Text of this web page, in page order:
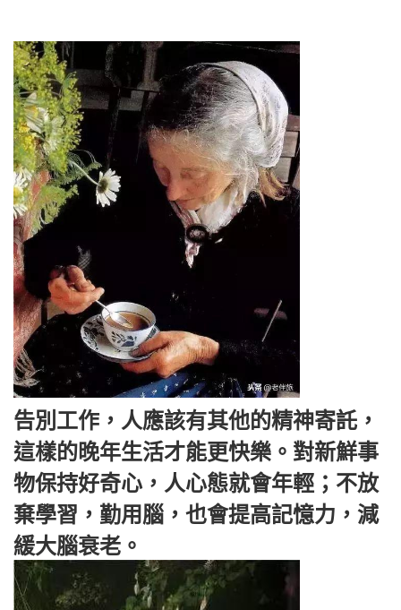
告別工作，人應該有其他的精神寄託，
這樣的晚年生活才能更快樂。對新鮮事
物保持好奇心，人心態就會年輕；不放
棄學習，勤用腦，也會提高記憶力，減
緩大腦衰老。